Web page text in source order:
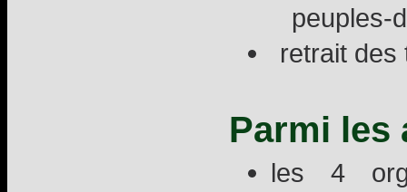
peuples-
retrait des
Parmi
les 4